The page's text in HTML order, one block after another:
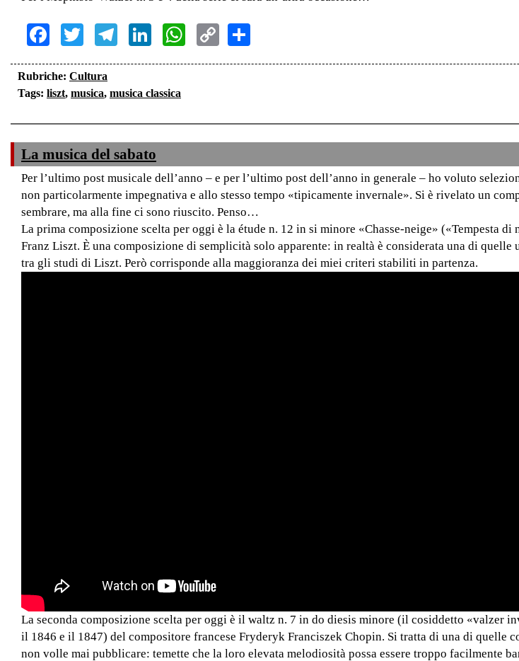
Facebook
TwitterTelegram
LinkedInWhatsApp
Copy
Link
Rubriche: Cultura
Tags: liszt, musica, musica classica
La musica del sabato
Per l’ultimo post musicale dell’anno – e per l’ultimo post dell’anno in generale – ho voluto
non particolarmente impegnativa e allo stesso tempo «tipicamente invernale». Si è rivelato un
sembrare, ma alla fine ci sono riuscito. Penso…
La prima composizione scelta per oggi è la étude n. 12 in si minore «Chasse-neige» («Tempesta di
Franz Liszt. È una composizione di semplicità solo apparente: in realtà è considerata una di
tra gli studi di Liszt. Però corrisponde alla maggioranza dei miei criteri stabiliti in partenza.
La seconda composizione scelta per oggi è il waltz n. 7 in do diesis minore (il cosiddetto «valzer
il 1846 e il 1847) del compositore francese Fryderyk Franciszek Chopin. Si tratta di una di quelle
non volle mai pubblicare: temette che la loro elevata melodiosità possa essere troppo facilmente